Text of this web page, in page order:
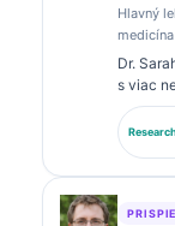
Hlavný
medicína
Dr.
s viac
a